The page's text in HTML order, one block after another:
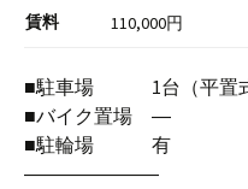
賃料 110,000円
■駐車場 1台（平置式
■バイク置場 ―
■駐輪場 有
―――――――